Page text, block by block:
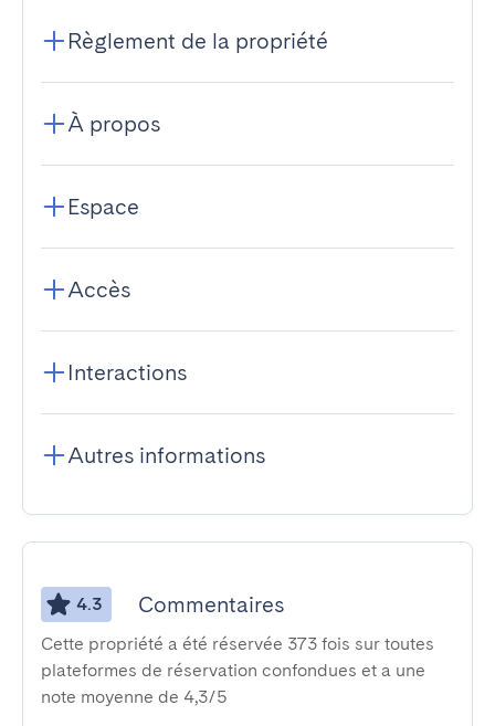
Règlement de la propriété
À propos
Espace
Accès
Interactions
Autres informations
4.3 Commentaires
Cette propriété a été réservée 373 fois sur toutes
plateformes de réservation confondues et a une
note moyenne de 4,3/5